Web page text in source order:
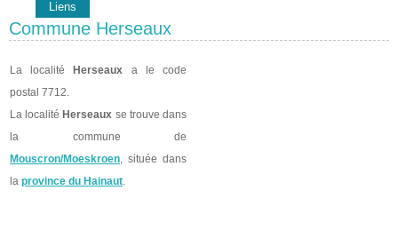
Liens
Commune Herseaux
La localité Herseaux a le code
postal 7712.
La localité Herseaux se trouve dans
la commune de
Mouscron/Moeskroen, située dans
la province du Hainaut.